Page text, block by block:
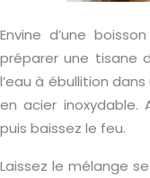
Envine d’une
préparer une tisane
l’eau à ébullition
en acier inoxydable.
puis baissez le feu.
Laissez le mélange